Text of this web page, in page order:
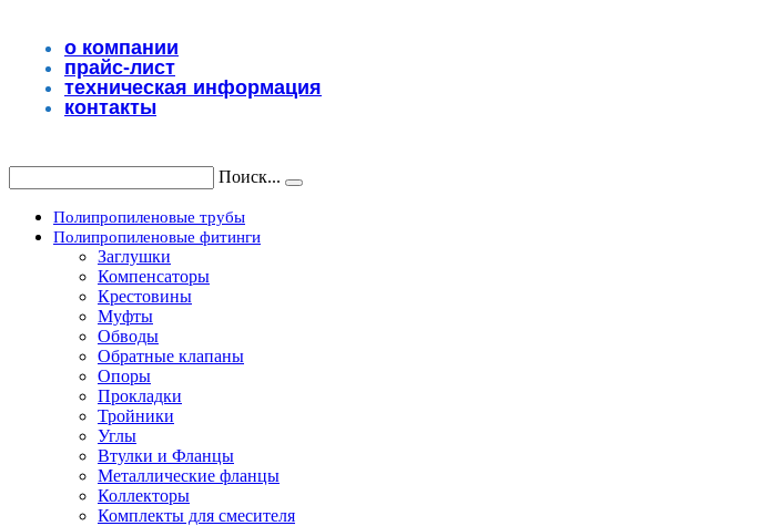
содержимомуо компании
прайс-лист
техническая информация
контакты
Поиск...
Полипропиленовые трубы
Полипропиленовые фитинги
Заглушки
Компенсаторы
Крестовины
Муфты
Обводы
Обратные клапаны
Опоры
Прокладки
Тройники
Углы
Втулки и Фланцы
Металлические фланцы
Коллекторы
Комплекты для смесителя